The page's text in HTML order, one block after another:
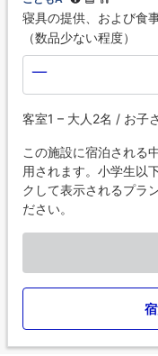
寝具の提供、および食
（数品少ない程度）
客室1 – 大人2名 / お子
この施設に宿泊される
用されます。小学生以
クして表示されるプラ
ださい。